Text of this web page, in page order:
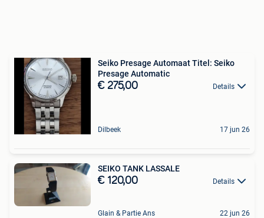
Seiko Presage Automaat Titel: Seiko
Presage Automatic
€ 275,00 Details
Dilbeek 17 jun 26
SEIKO TANK LASSALE
€ 120,00 Details
Glain & Partie Ans 22 jun 26